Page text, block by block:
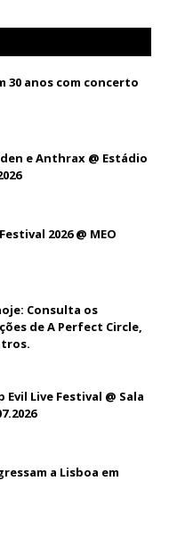
30 anos com concerto
e Anthrax @ Estádio
2026 @ MEO
Consulta os
de A Perfect Circle,
Live Festival @ Sala
a Lisboa em